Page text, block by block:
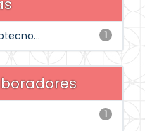
1
1